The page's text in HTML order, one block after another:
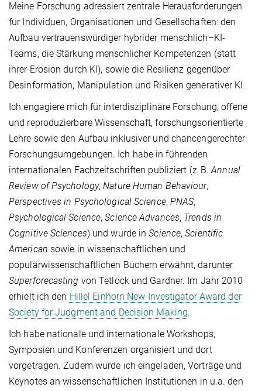
Meine Forschung adressiert zentrale Herausforderungen
für Individuen, Organisationen und Gesellschaften: den
Aufbau vertrauenswürdiger hybrider menschlich–KI-
Teams, die Stärkung menschlicher Kompetenzen (statt
ihrer Erosion durch KI), sowie die Resilienz gegenüber
Desinformation, Manipulation und Risiken generativer KI.
Ich engagiere mich für interdisziplinäre Forschung, offene
und reproduzierbare Wissenschaft, forschungsorientierte
Lehre sowie den Aufbau inklusiver und chancengerechter
Forschungsumgebungen. Ich habe in führenden
internationalen Fachzeitschriften publiziert (z. B.Annual
Review of Psychology,Nature Human Behaviour,
Perspectives in Psychological Science, PNAS,
Psychological Science,Science Advances, Trends in
Cognitive Sciences) und wurde inScience,Scientific
American sowie in wissenschaftlichen und
populärwissenschaftlichen Büchern erwähnt, darunter
Superforecasting von Tetlock und Gardner. Im Jahr 2010
erhielt ich den Hillel Einhorn New Investigator Award der
Society for Judgment and Decision Making.
Ich habe nationale und internationale Workshops,
Symposien und Konferenzen organisiert und dort
vorgetragen. Zudem wurde ich eingeladen, Vorträge und
Keynotes an wissenschaftlichen Institutionen in u.a. den